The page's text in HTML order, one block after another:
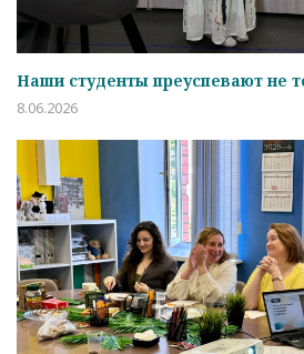
Наши студенты преуспевают не
8.06.2026